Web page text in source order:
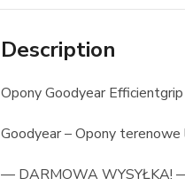
Description
Opony Goodyear
Goodyear – Opony
— DARMOWA WYSYŁKA! —